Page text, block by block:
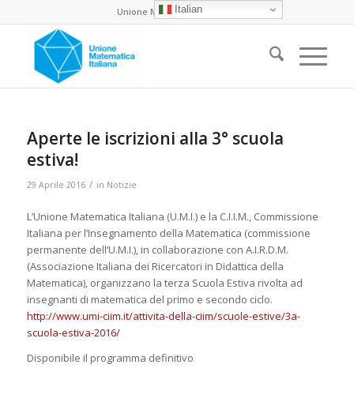
Unione Matematica Italiana
Aperte le iscrizioni alla 3° scuola
estiva!
29 Aprile 2016 / in Notizie
L’Unione Matematica Italiana (U.M.I.) e la C.I.I.M., Commissione
Italiana per l’Insegnamento della Matematica (commissione
permanente dell’U.M.I.), in collaborazione con A.I.R.D.M.
(Associazione Italiana dei Ricercatori in Didattica della
Matematica), organizzano la terza Scuola Estiva rivolta ad
insegnanti di matematica del primo e secondo ciclo.
http://www.umi-ciim.it/attivita-della-ciim/scuole-estive/3a-
scuola-estiva-2016/
Disponibile il programma definitivo
Italian